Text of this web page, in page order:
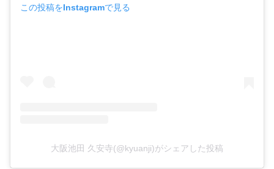
この投稿をInstagramで見る
大阪池田 久安寺(@kyuanji)がシェアした投稿